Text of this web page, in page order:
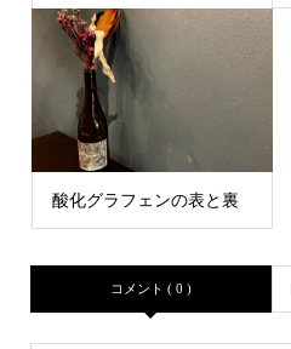
酸化グラフェンの表と裏
コメント ( 0 )